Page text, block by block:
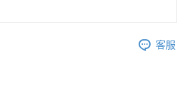
客服